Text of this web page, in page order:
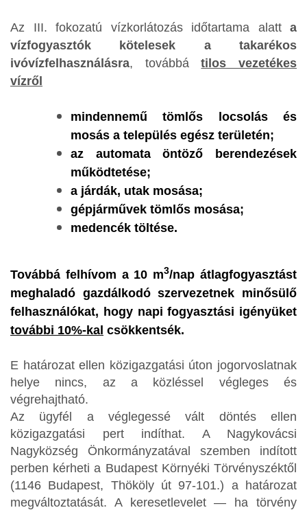
Az III. fokozatú vízkorlátozás időtartama alatt a
vízfogyasztók kötelesek a takarékos
ivóvízfelhasználásra, továbbátilos vezetékes
vízről
mindennemű tömlős locsolás és
mosás a település egész területén;
az automata öntöző berendezések
működtetése;
a járdák, utak mosása;
gépjárművek tömlős mosása;
medencék töltése.
Továbbá felhívom a 10 m3/nap átlagfogyasztást
meghaladó gazdálkodó szervezetnek minősülő
felhasználókat, hogy napi fogyasztási igényüket
további 10%-kal csökkentsék.
E határozat ellen közigazgatási úton jogorvoslatnak
helye nincs, az a közléssel végleges és
végrehajtható.
Az ügyfél a véglegessé vált döntés ellen
közigazgatási pert indíthat. A Nagykovácsi
Nagyközség Önkormányzatával szemben indított
perben kérheti a Budapest Környéki Törvényszéktől
(1146 Budapest, Thököly út 97-101.) a határozat
megváltoztatását. A keresetlevelet — ha törvény